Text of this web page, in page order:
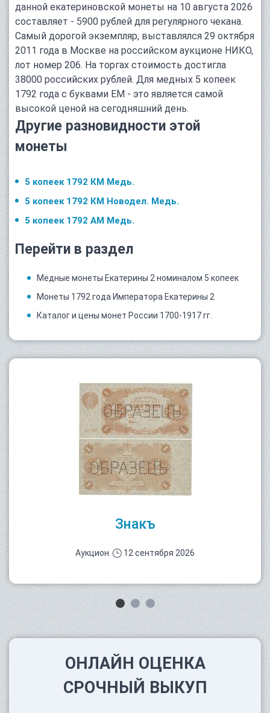
данной екатериновской монеты на 10 августа 2026
составляет - 5900 рублей для регулярного чекана.
Самый дорогой экземпляр, выставлялся 29 октября
2011 года в Москве на российском аукционе НИКО,
лот номер 206. На торгах стоимость достигла
38000 российских рублей. Для медных 5 копеек
1792 года с буквами ЕМ - это является самой
высокой ценой на сегодняшний день.
Другие разновидности этой
монеты
5 копеек 1792 КМ Медь.
5 копеек 1792 КМ Новодел. Медь.
5 копеек 1792 АМ Медь.
Перейти в раздел
Медные монеты Екатерины 2 номиналом 5 копеек
Монеты 1792 года Императора Екатерины 2
Каталог и цены монет России 1700-1917 гг.
Знакъ
Аукцион 12 сентября 2026
ОНЛАЙН ОЦЕНКА
СРОЧНЫЙ ВЫКУП